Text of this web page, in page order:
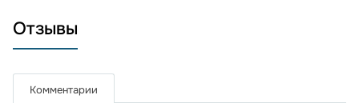
Отзывы
Комментарии